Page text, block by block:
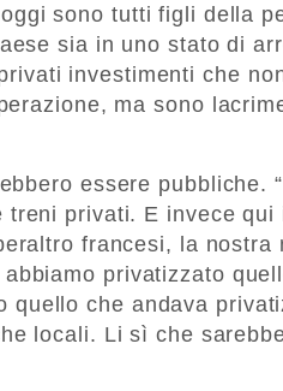
sono tutti figli della
sia in uno stato di
investimenti che
ma sono
essere pubbliche.
privati. E invece qui
francesi, la nostra
privatizzato
quello che andava
locali. Li sì che